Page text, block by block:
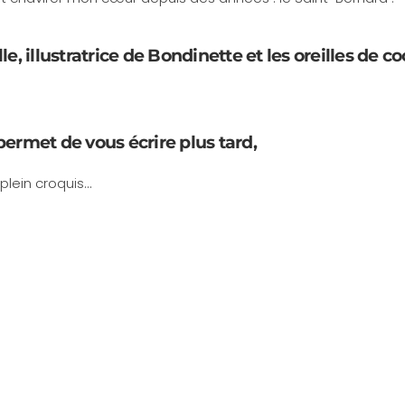
illustratrice de Bondinette et les oreilles de
de vous écrire plus tard,
croquis...